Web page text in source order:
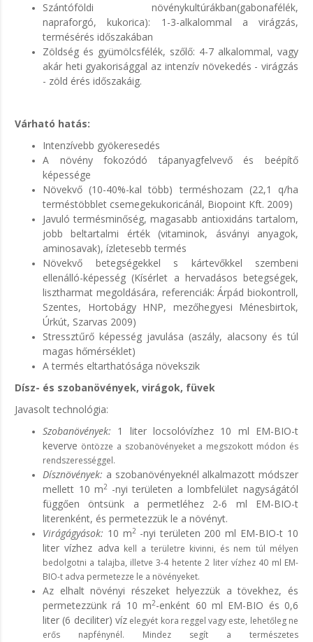
Szántóföldi növénykultúrákban(gabonafélék,
napraforgó, kukorica): 1-3-alkalommal a virágzás,
termésérés időszakában
Zöldség és gyümölcsfélék, szőlő: 4-7 alkalommal, vagy
akár heti gyakorisággal az intenzív növekedés - virágzás
- zöld érés időszakáig.
Várható hatás:
Intenzívebb gyökeresedés
A növény fokozódó tápanyagfelvevő és beépítő
képessége
Növekvő (10-40%-kal több) terméshozam (22,1 q/ha
terméstöbblet csemegekukoricánál, Biopoint Kft. 2009)
Javuló termésminőség, magasabb antioxidáns tartalom,
jobb beltartalmi érték (vitaminok, ásványi anyagok,
aminosavak), ízletesebb termés
Növekvő betegségekkel s kártevőkkel szembeni
ellenálló-képesség (Kísérlet a hervadásos betegségek,
lisztharmat megoldására, referenciák: Árpád biokontroll,
Szentes, Hortobágy HNP, mezőhegyesi Ménesbirtok,
Úrkút, Szarvas 2009)
Stressztűrő képesség javulása (aszály, alacsony és túl
magas hőmérséklet)
A termés eltarthatósága növekszik
Dísz- és szobanövények, virágok, füvek
Javasolt technológia:
Szobanövények: 1 liter locsolóvízhez 10 ml EM-BIO-t
keverve öntözze a szobanövényeket a megszokott módon és
rendszerességgel.
Dísznövények: a szobanövényeknél alkalmazott módszer
mellett 10 m2 -nyi területen a lombfelület nagyságától
függően öntsünk a permetléhez 2-6 ml EM-BIO-t
literenként, és permetezzük le a növényt.
Virágágyások: 10 m2 -nyi területen 200 ml EM-BIO-t 10
liter vízhez adva kell a területre kivinni, és nem túl mélyen
bedolgotni a talajba, illetve 3-4 hetente 2 liter vízhez 40 ml EM-
BIO-t adva permetezze le a növényeket.
Az elhalt növényi részeket helyezzük a tövekhez, és
permetezzünk rá 10 m2-enként 60 ml EM-BIO és 0,6
liter (6 deciliter) vízelegyét kora reggel vagy este, lehetőleg ne
erős napfénynél. Mindez segít a természetes